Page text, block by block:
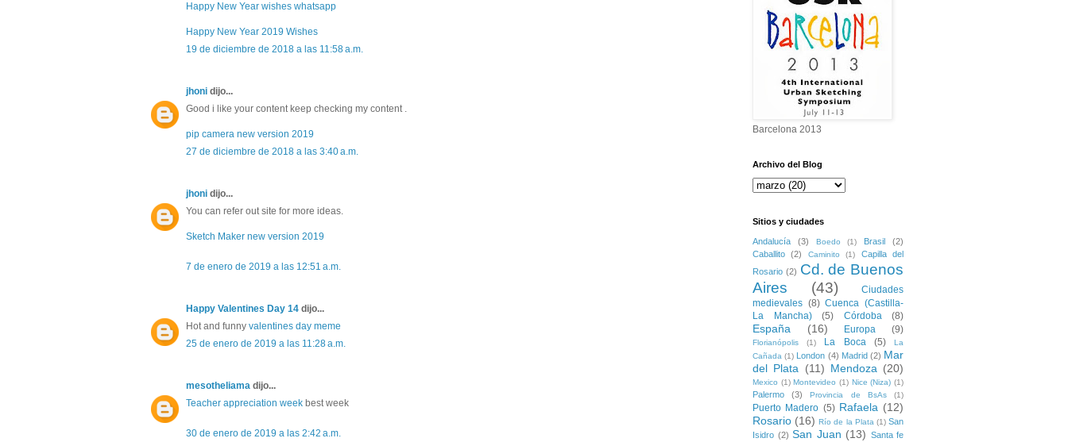
Happy New Year wishes whatsapp
Happy New Year 2019 Wishes
19 de diciembre de 2018 a las 11:58 a.m.
jhoni dijo...
Good i like your content keep checking my content .
pip camera new version 2019
27 de diciembre de 2018 a las 3:40 a.m.
jhoni dijo...
You can refer out site for more ideas.
Sketch Maker new version 2019
7 de enero de 2019 a las 12:51 a.m.
Happy Valentines Day 14 dijo...
Hot and funny valentines day meme
25 de enero de 2019 a las 11:28 a.m.
mesotheliama dijo...
Teacher appreciation week best week
30 de enero de 2019 a las 2:42 a.m.
Barcelona 2013
Archivo del Blog
Sitios y ciudades
Andalucía (3) Boedo (1) Brasil
(2)
Caballito
(2) Caminito (1)
Capilla del
Rosario (2) Cd. de Buenos
Aires
(43)
Ciudades
medievales (8) Cuenca (Castilla-
La Mancha)
(5) Córdoba (8)
España (16) Europa (9)
Florianópolis (1) La Boca (5)
La
Cañada (1) London (4) Madrid (2) Mar
del Plata (11) Mendoza (20)
Mexico (1) Montevideo (1) Nice (Niza) (1)
Palermo (3) Provincia de BsAs (1)
Puerto Madero (5) Rafaela (12)
Rosario (16) Río de la Plata (1) San
Isidro (2) San Juan (13) Santa fe